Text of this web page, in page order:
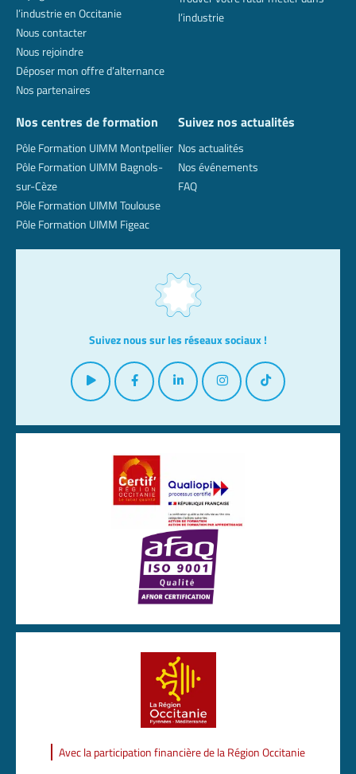
l’industrie en Occitanie
Nous contacter
Nous rejoindre
Déposer mon offre d’alternance
Nos partenaires
l’industrie
Nos centres de formation
Pôle Formation UIMM Montpellier
Pôle Formation UIMM Bagnols-
sur-Cèze
Pôle Formation UIMM Toulouse
Pôle Formation UIMM Figeac
Suivez nos actualités
Nos actualités
Nos événements
FAQ
Avec la participation financière de la Région Occitanie
Suivez nous sur les réseaux sociaux !